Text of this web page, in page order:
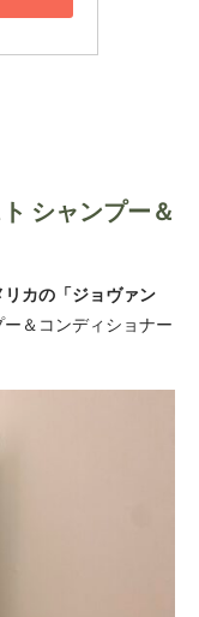
シャンプー＆
リカの 「ジョヴァン
＆コンディショナー